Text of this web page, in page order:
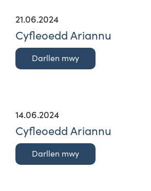
21.06.2024
Cyfleoedd Ariannu
Darllen mwy
14.06.2024
Cyfleoedd Ariannu
Darllen mwy